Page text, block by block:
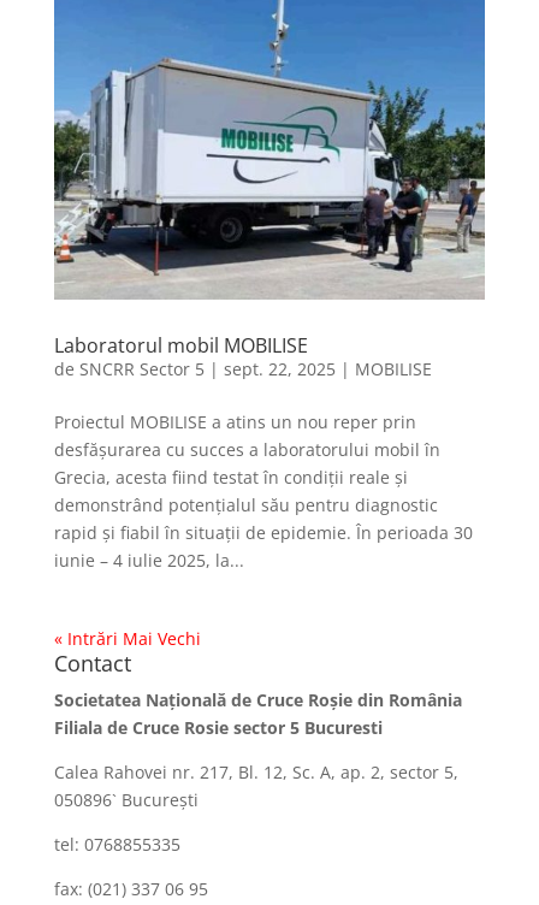
Laboratorul mobil MOBILISE
de SNCRR Sector 5| sept. 22, 2025| MOBILISE
Proiectul MOBILISE a atins un nou reper prin
desfășurarea cu succes a laboratorului mobil în
Grecia, acesta fiind testat în condiții reale și
demonstrând potențialul său pentru diagnostic
rapid și fiabil în situații de epidemie. În perioada 30
iunie – 4 iulie 2025, la...
« Intrări Mai Vechi
Contact
Societatea Naţională de Cruce Roşie din România
Filiala de Cruce Rosie sector 5 Bucuresti
Calea Rahovei nr. 217, Bl. 12, Sc. A, ap. 2, sector 5,
050896` Bucureşti
tel: 0768855335
fax: (021) 337 06 95